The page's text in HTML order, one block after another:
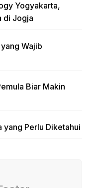
Yogyakarta,
di Jogja
Wajib
Biar Makin
yang Perlu Diketahui